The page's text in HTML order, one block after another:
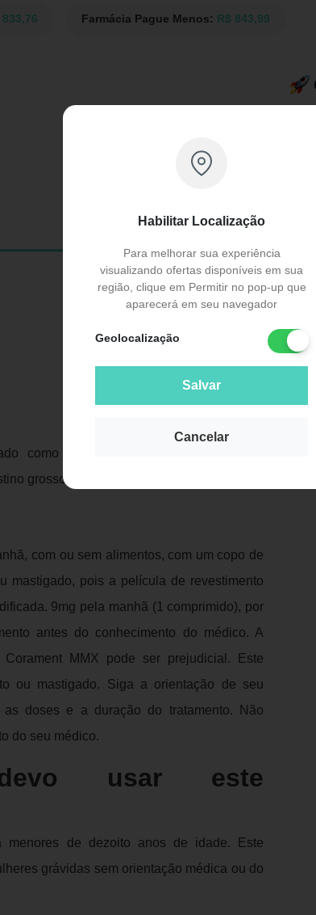
Habilitar Localização
Para melhorar sua experiência
visualizando ofertas disponíveis em sua
região, clique em Permitir no pop-up que
aparecerá em seu navegador
Geolocalização
Salvar
Cancelar
833,76 Farmácia Pague Menos: R$ 843,99
como anti-inflamatório para reduzir as
grosso e reto na retocolite ulcerativa.
com ou sem alimentos, com um copo de
mastigado, pois a película de revestimento
9mg pela manhã (1 comprimido), por
antes do conhecimento do médico. A
MMX pode ser prejudicial. Este
ou mastigado. Siga a orientação de seu
doses e a duração do tratamento. Não
do seu médico.
usar este
menores de dezoito anos de idade. Este
grávidas sem orientação médica ou do